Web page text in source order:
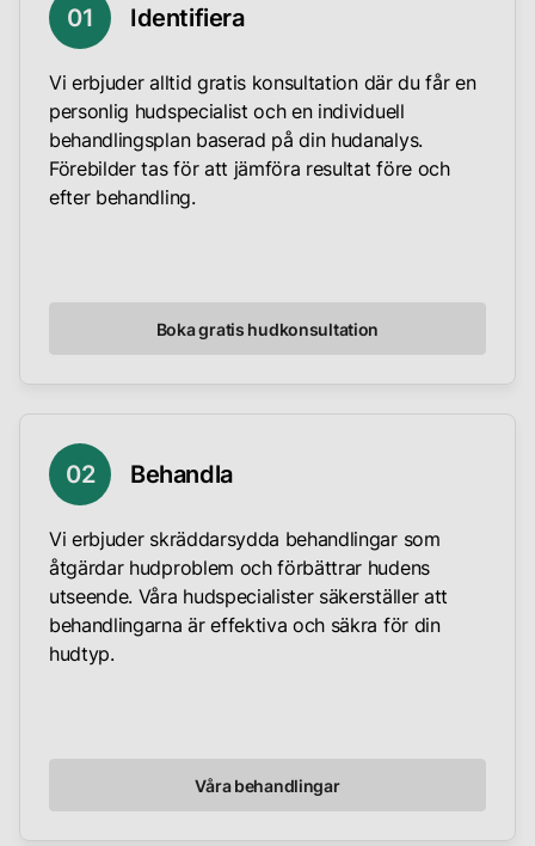
Till inloggning
01 Identifiera
Vi erbjuder alltid gratis konsultation där du får en
personlig hudspecialist och en individuell
behandlingsplan baserad på din hudanalys.
Förebilder tas för att jämföra resultat före och
efter behandling.
Boka gratis hudkonsultation
02 Behandla
Vi erbjuder skräddarsydda behandlingar som
åtgärdar hudproblem och förbättrar hudens
utseende. Våra hudspecialister säkerställer att
behandlingarna är effektiva och säkra för din
hudtyp.
Våra behandlingar